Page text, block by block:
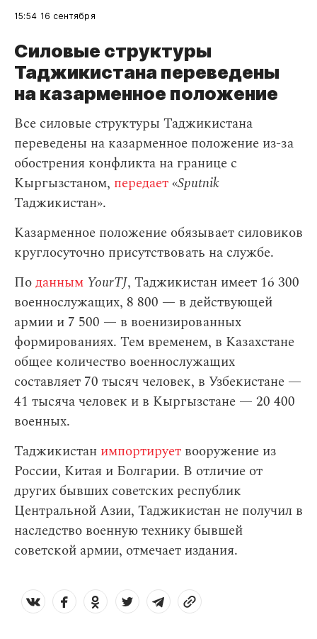
15:54 16 сентября
Силовые структуры
Таджикистана переведены
на казарменное положение
Все силовые структуры Таджикистана
переведены на казарменное положение из-за
обострения конфликта на границе с
Кыргызстаном, передает«Sputnik
Таджикистан».
Казарменное положение обязывает силовиков
круглосуточно присутствовать на службе.
Поданным YourTJ, Таджикистан имеет 16 300
военнослужащих, 8 800 — в действующей
армии и 7 500 — в военизированных
формированиях. Тем временем, в Казахстане
общее количество военнослужащих
составляет 70 тысяч человек, в Узбекистане —
41 тысяча человек и в Кыргызстане — 20 400
военных.
Таджикистан импортирует вооружение из
России, Китая и Болгарии. В отличие от
других бывших советских республик
Центральной Азии, Таджикистан не получил в
наследство военную технику бывшей
советской армии, отмечает издания.